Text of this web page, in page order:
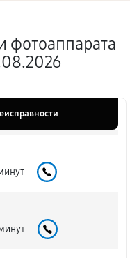
фотоаппарата